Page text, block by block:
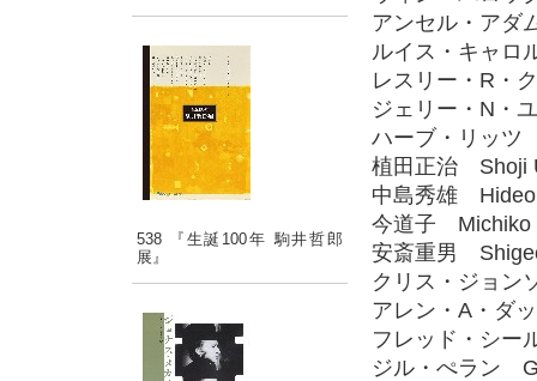
538 『生誕100年 駒井哲郎
展』
アンセル・アダ
ルイス・キャロ
レスリー・R・
ジェリー・N・
ハーブ・リッツ
植田正治 Shoji
中島秀雄
今道子
安斎重男
クリス・ジョ
アレン・A・ダ
フレッド・シ
ジル・ぺラン